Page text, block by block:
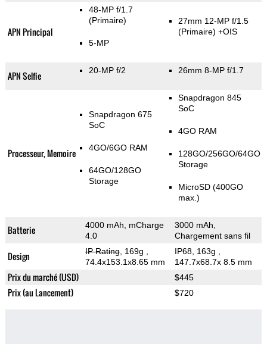
APN Principal
48-MP f/1.7
(Primaire)
5-MP
27mm 12-MP f/1.5
(Primaire) +OIS
APN Selfie 20-MP f/2 26mm 8-MP f/1.7
Processeur, Memoire
Snapdragon 675
SoC
4GO/6GO RAM
64GO/128GO
Storage
Snapdragon 845
SoC
4GO RAM
128GO/256GO/64GO
Storage
MicroSD (400GO
max.)
Batterie
4000 mAh, mCharge
4.0
3000 mAh,
Chargement sans fil
Design IP Rating, 169g
74.4x153.1x8.65 mm
IP68, 163g
147.7x68.7x 8.5 mm
Prix du marché (USD) $445
Prix (au Lancement) $720